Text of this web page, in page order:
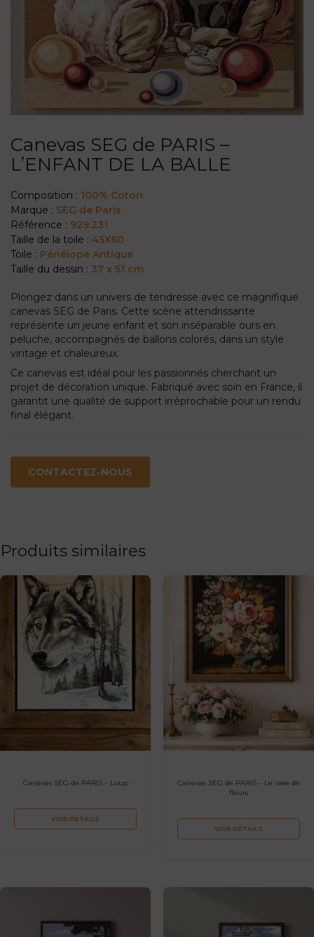
Canevas SEG de PARIS –
L’ENFANT DE LA BALLE
Composition : 100% Coton
Marque : SEG de Paris
Référence : 929.231
Taille de la toile : 45X60
Toile : Pénélope Antique
Taille du dessin : 37 x 51 cm
Plongez dans un univers de tendresse avec ce magnifique
canevas SEG de Paris. Cette scène attendrissante
représente un jeune enfant et son inséparable ours en
peluche, accompagnés de ballons colorés, dans un style
vintage et chaleureux.
Ce canevas est idéal pour les passionnés cherchant un
projet de décoration unique. Fabriqué avec soin en France, il
garantit une qualité de support irréprochable pour un rendu
final élégant.
CONTACTEZ-NOUS
Produits similaires
Canevas SEG de PARIS – Loup
VOIR DÉTAILS
Canevas SEG de PARIS – Le vase de
fleurs
VOIR DÉTAILS